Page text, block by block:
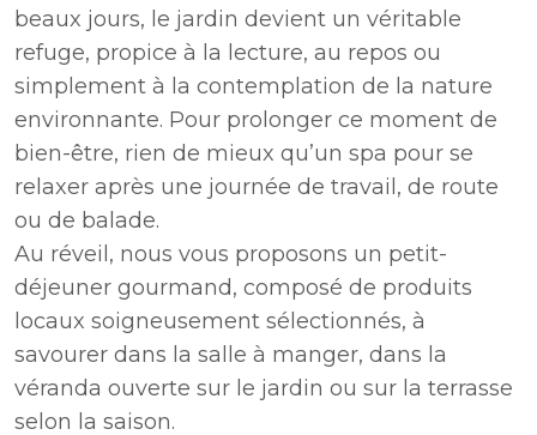
beaux jours, le jardin devient un véritable
refuge, propice à la lecture, au repos ou
simplement à la contemplation de la nature
environnante. Pour prolonger ce moment de
bien-être, rien de mieux qu’un spa pour se
relaxer après une journée de travail, de route
ou de balade.
Au réveil, nous vous proposons un petit-
déjeuner gourmand, composé de produits
locaux soigneusement sélectionnés, à
savourer dans la salle à manger, dans la
véranda ouverte sur le jardin ou sur la terrasse
selon la saison.